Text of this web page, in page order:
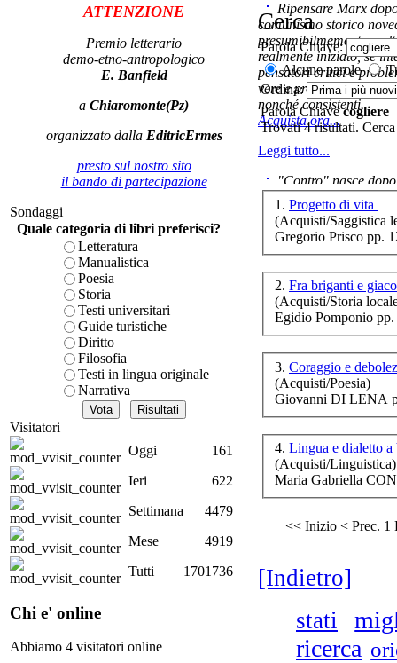
ATTENZIONE
Premio letterario
demo-etno-antropologico
E. Banfield
a Chiaromonte(Pz)
organizzato dalla EditricErmes
presto sul nostro sito
il bando di partecipazione
Sondaggi
Quale categoria di libri preferisci?
Letteratura
Manualistica
Poesia
Storia
Testi universitari
Guide turistiche
Diritto
Filosofia
Testi in lingua originale
Narrativa
Visitatori
Oggi
161
Ieri
622
Settimana
4479
Mese
4919
Tutti
1701736
Chi e' online
Abbiamo 4 visitatori online
Ripensare Marx
comunismo storico
presumibilmemente
realmente iniziato, se
pensatori critici e
vere e proprie correnti
nonché consistenti.
Acquista ora...
Leggi tutto...
"Contro" nasce
cominciato con la
ripensaremarx. i saggi
questa collaborazione
è teorica, sempre però
presente fase.
Acquista ora...
A feed could not be
http://www.lastampa.it/
Cerca
Parola Chiave:
Alcune parole
Ordina:
Parola Chiavecogliere
Trovati 4 risultati.
1. Progetto di vita
(Acquisti/Saggistica
Gregorio Prisco pp.
2. Fra briganti e
(Acquisti/Storia
Egidio Pomponio
3. Coraggio e
(Acquisti/Poesia)
Giovanni DI LENA
4. Lingua e dialetto
(Acquisti/Linguistica)
Maria Gabriella
<< Inizio < Prec. 1
[Indietro]
stati
ricerca